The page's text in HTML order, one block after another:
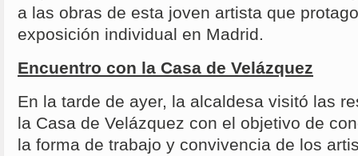
a las obras de esta joven artista que
exposición individual en Madrid.
Encuentro con la Casa de Velázquez
En la tarde de ayer, la alcaldesa visitó las
la Casa de Velázquez con el objetivo de
la forma de trabajo y convivencia de los